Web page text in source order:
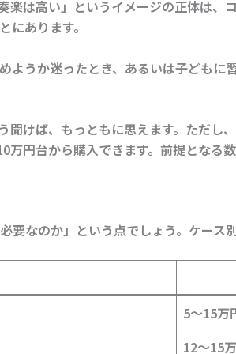
楽は高い」というイメージの正体は、
あります。
うか迷ったとき、あるいは子どもに
けば、もっともに思えます。ただし
円台から購入できます。前提となる
なのか」という点でしょう。ケース
5〜15万
12〜15